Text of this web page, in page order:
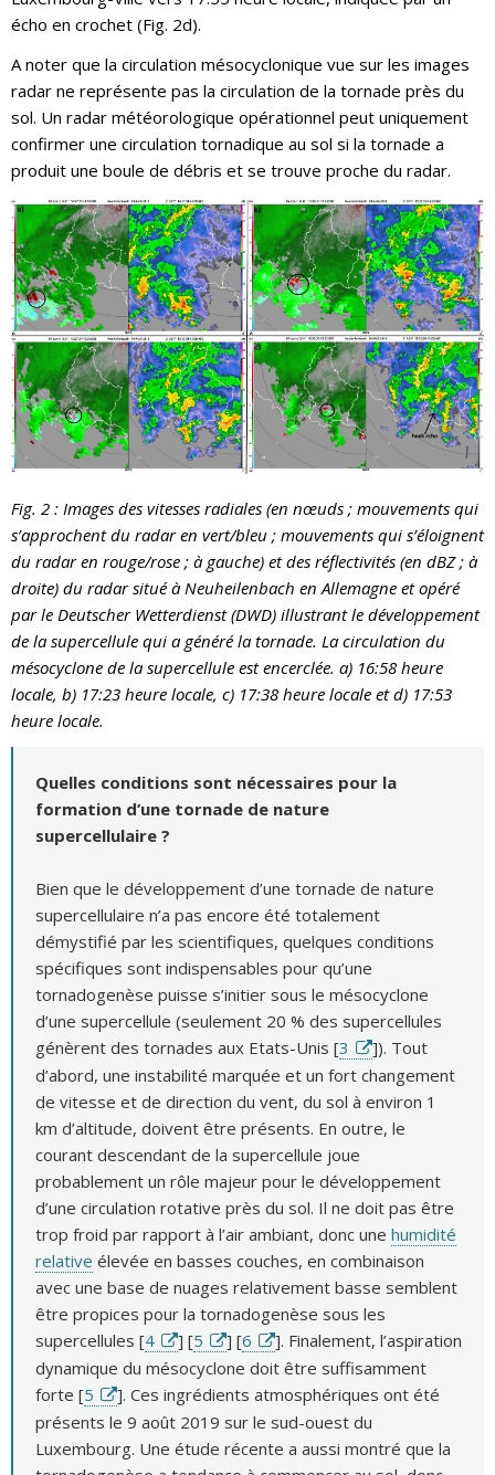
écho en crochet (Fig. 2d).
A noter que la circulation mésocyclonique vue sur les images
radar ne représente pas la circulation de la tornade près du
sol. Un radar météorologique opérationnel peut uniquement
confirmer une circulation tornadique au sol si la tornade a
produit une boule de débris et se trouve proche du radar.
Fig. 2 : Images des vitesses radiales (en nœuds ; mouvements qui
s’approchent du radar en vert/bleu ; mouvements qui s’éloignent
du radar en rouge/rose ; à gauche) et des réflectivités (en dBZ ; à
droite) du radar situé à Neuheilenbach en Allemagne et opéré
par le Deutscher Wetterdienst (DWD) illustrant le développement
de la supercellule qui a généré la tornade. La circulation du
mésocyclone de la supercellule est encerclée. a) 16:58 heure
locale, b) 17:23 heure locale, c) 17:38 heure locale et d) 17:53
heure locale.
Quelles conditions sont nécessaires pour la
formation d’une tornade de nature
supercellulaire ?
Bien que le développement d’une tornade de nature
supercellulaire n’a pas encore été totalement
démystifié par les scientifiques, quelques conditions
spécifiques sont indispensables pour qu’une
tornadogenèse puisse s’initier sous le mésocyclone
d’une supercellule (seulement 20 % des supercellules
génèrent des tornades aux Etats-Unis [3
]). Tout
d’abord, une instabilité marquée et un fort changement
de vitesse et de direction du vent, du sol à environ 1
km d’altitude, doivent être présents. En outre, le
courant descendant de la supercellule joue
probablement un rôle majeur pour le développement
d’une circulation rotative près du sol. Il ne doit pas être
trop froid par rapport à l’air ambiant, donc une humidité
relative élevée en basses couches, en combinaison
avec une base de nuages relativement basse semblent
être propices pour la tornadogenèse sous les
supercellules [4 ] [5 ] [6
]. Finalement, l’aspiration
dynamique du mésocyclone doit être suffisamment
forte [5
]. Ces ingrédients atmosphériques ont été
présents le 9 août 2019 sur le sud-ouest du
Luxembourg. Une étude récente a aussi montré que la